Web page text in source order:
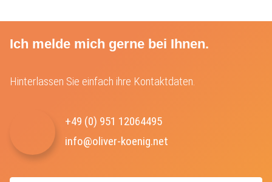
Ich melde mich gerne bei Ihnen.
Hinterlassen Sie einfach ihre Kontaktdaten.
+49 (0) 951 12064495‬
info@oliver-koenig.net